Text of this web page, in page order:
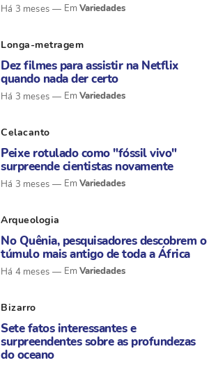
Há 3 meses Variedades
Longa-metragem
Dez filmes para assistir na Netflix
quando nada der certo
Há 3 meses Variedades
Celacanto
Peixe rotulado como "fóssil vivo"
surpreende cientistas novamente
Há 3 meses Variedades
Arqueologia
No Quênia, pesquisadores descobrem o
túmulo mais antigo de toda a África
Há 4 meses Variedades
Bizarro
Sete fatos interessantes e
surpreendentes sobre as profundezas
do oceano